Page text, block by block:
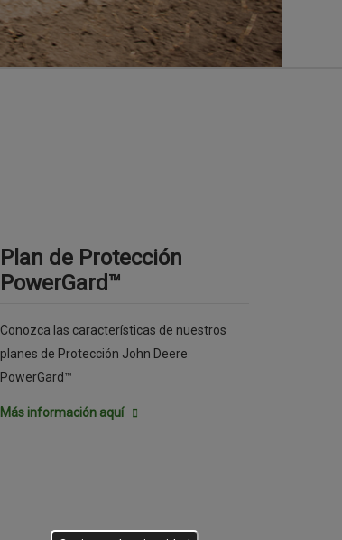
Plan de Protección
PowerGard™
Conozca las características de nuestros
planes de Protección John Deere
PowerGard™
Más información aquí